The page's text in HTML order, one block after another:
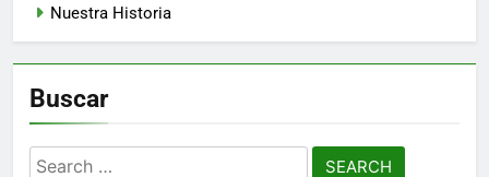
Nuestra Historia
Buscar
Search